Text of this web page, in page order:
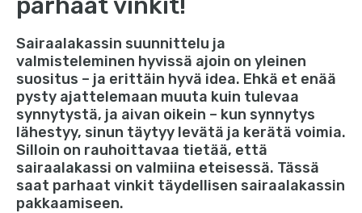
Sairaalakassin suunnittelu ja
valmisteleminen hyvissä ajoin on yleinen
suositus – ja erittäin hyvä idea. Ehkä et enää
pysty ajattelemaan muuta kuin tulevaa
synnytystä, ja aivan oikein – kun synnytys
lähestyy, sinun täytyy levätä ja kerätä voimia.
Silloin on rauhoittavaa tietää, että
sairaalakassi on valmiina eteisessä. Tässä
saat parhaat vinkit täydellisen sairaalakassin
pakkaamiseen.